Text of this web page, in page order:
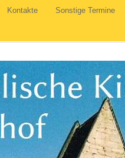
Kontakte Sonstige Termine